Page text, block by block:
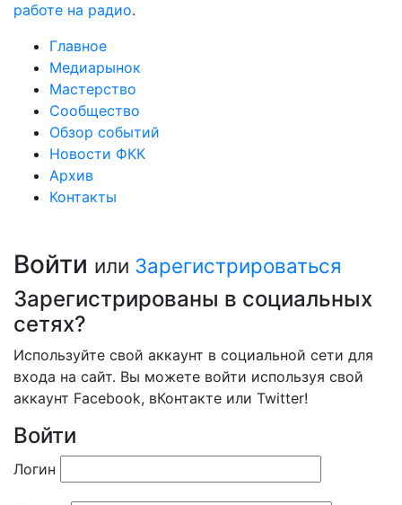
работе на радио.
Главное
Медиарынок
Мастерство
Сообщество
Обзор событий
Новости ФКК
Архив
Контакты
Войти или Зарегистрироваться
Зарегистрированы в социальных
сетях?
Используйте свой аккаунт в социальной сети для
входа на сайт. Вы можете войти используя свой
аккаунт Facebook, вКонтакте или Twitter!
Войти
Логин